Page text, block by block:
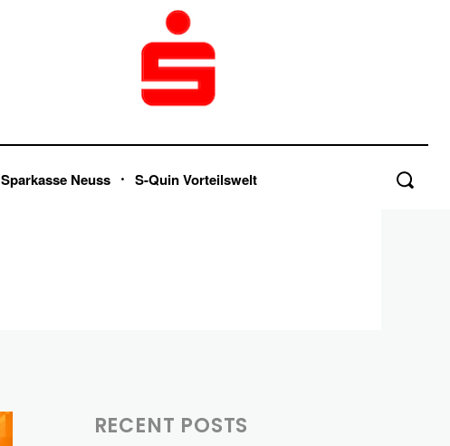
Sparkasse Neuss S-Quin Vorteilswelt
RECENT POSTS